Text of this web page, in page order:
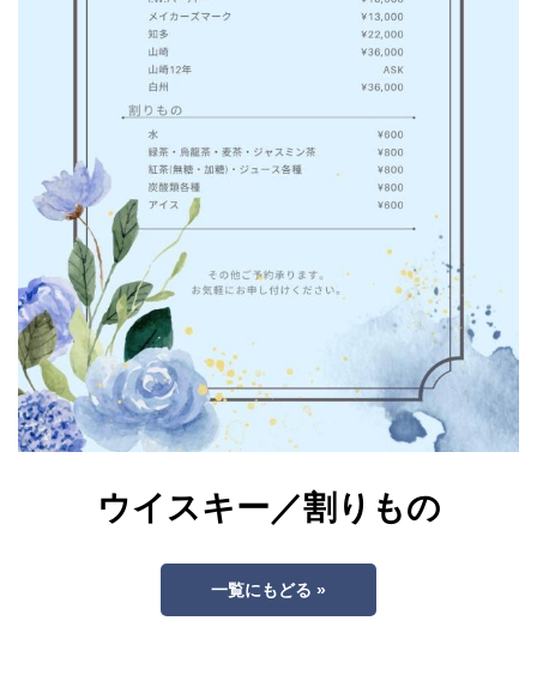
ウイスキー／割りもの
一覧にもどる »